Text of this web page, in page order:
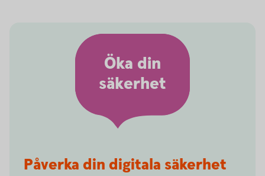
Påverka din digitala säkerhet
Öka din
säkerhet